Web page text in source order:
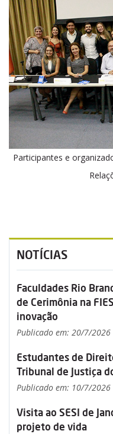
Participantes e
NOTÍCIAS
Faculdades Rio
de Cerimônia na
inovação
Publicado em: 20/7/2026
Estudantes de
Tribunal de Justiça
Publicado em: 10/7/2026
Visita ao SESI de
projeto de vida